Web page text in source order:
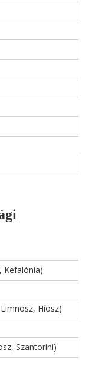
Kefalónia)
Híosz)
Szantoríni)